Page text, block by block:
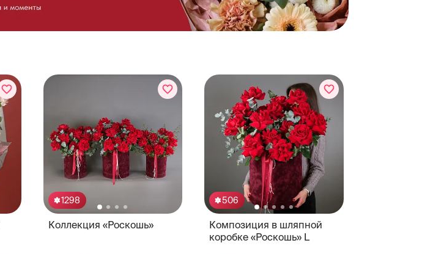
1298
Коллекция «Роскошь»
506
Композиция в шляпной
коробке «Роскошь» L